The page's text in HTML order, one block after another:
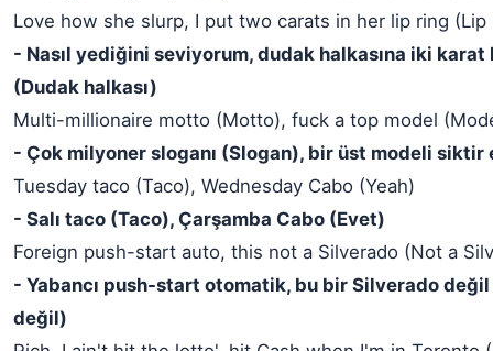
Love how she slurp, I put two carats in her lip ring (Lip
- Nasıl yediğini seviyorum, dudak halkasına iki karat
(Dudak halkası)
Multi-millionaire motto (Motto), fuck a top model
- Çok milyoner sloganı (Slogan), bir üst modeli siktir
Tuesday taco (Taco), Wednesday Cabo (Yeah)
- Salı taco (Taco), Çarşamba Cabo (Evet)
Foreign push-start auto, this not a Silverado (Not a
- Yabancı push-start otomatik, bu bir Silverado
değil)